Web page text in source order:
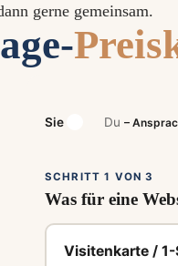
gerne gemeinsam.
Sie Du –
SCHRITT 1 VON 3
Was für eine
Visitenkarte / 1-